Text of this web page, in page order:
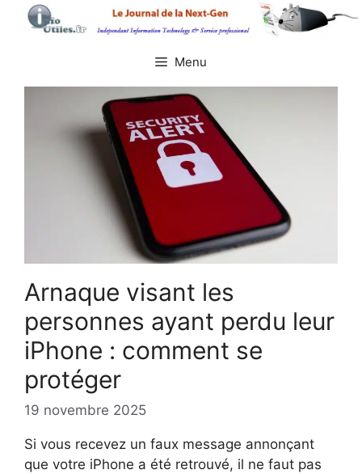
Aller
Menu
Arnaque visant les
personnes ayant perdu leur
iPhone : comment se
protéger
19 novembre 2025
Si vous recevez un faux message annonçant
que votre iPhone a été retrouvé, il ne faut pas